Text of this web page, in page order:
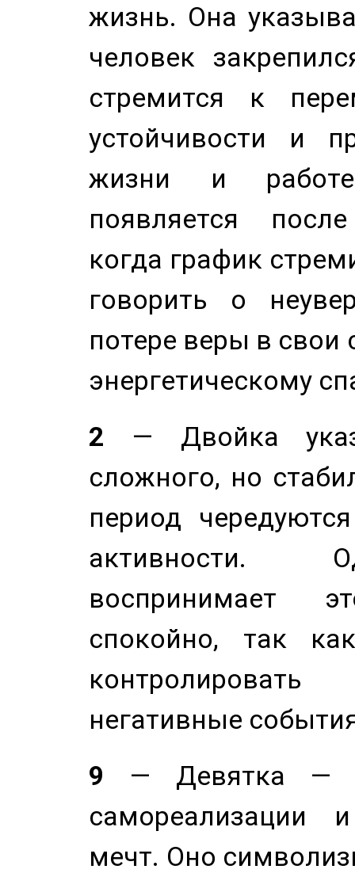
жизнь. Она
человек
стремится к
устойчивости и
жизни и
появляется
когда график
говорить о
потере веры в свои
энергетическому
2 — Двойка
сложного, но
период
активности.
воспринимает
спокойно, так
негативные
9 — Девятка —
самореализации
мечт. Оно